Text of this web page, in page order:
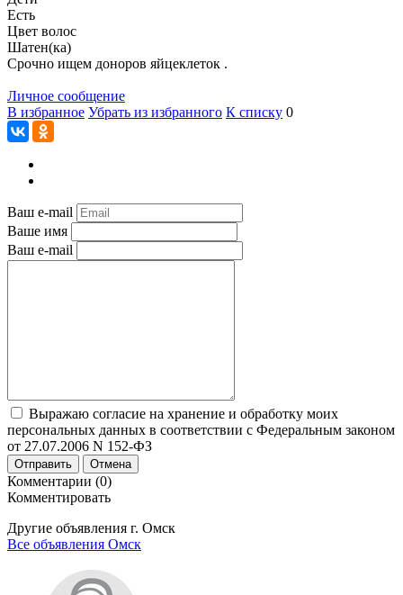
Есть
Цвет волос
Шатен(ка)
Срочно ищем доноров яйцеклеток .
Личное сообщение
В избранное Убрать из избранного К списку 0
Ваш e-mail
Ваше имя
Ваш e-mail
Выражаю согласие на хранение и обработку моих
персональных данных в соответствии с Федеральным законом
от 27.07.2006 N 152-ФЗ
Отправить Отмена
Комментарии (0)
Комментировать
Другие объявления г. Омск
Все объявления Омск